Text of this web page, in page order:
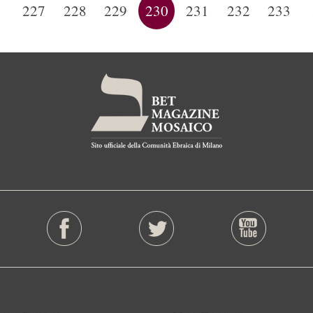
227 228 229 230 231 232 233